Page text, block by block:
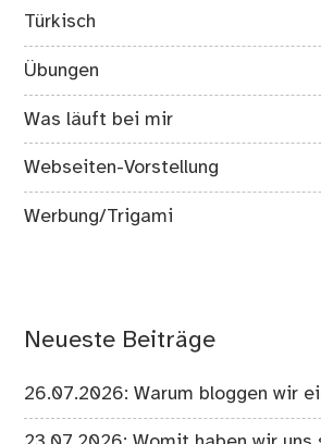
Türkisch
Übungen
Was läuft bei mir
Webseiten-Vorstellung
Werbung/Trigami
Neueste Beiträge
26.07.2026: Warum bloggen wir